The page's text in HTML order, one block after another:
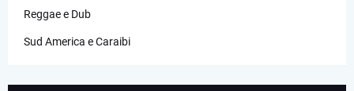
Reggae e Dub
Sud America e Caraibi